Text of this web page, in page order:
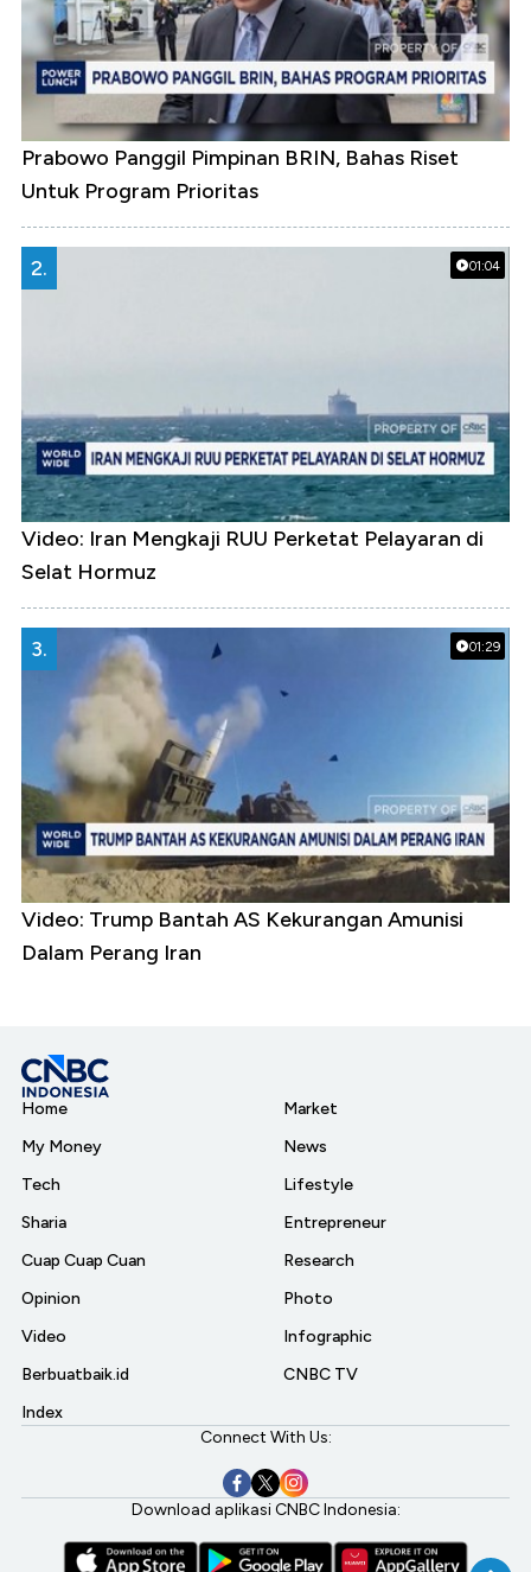
Prabowo Panggil Pimpinan BRIN, Bahas Riset
Untuk Program Prioritas
01:04
2.
Video: Iran Mengkaji RUU Perketat Pelayaran di
Selat Hormuz
01:29
3.
Video: Trump Bantah AS Kekurangan Amunisi
Dalam Perang Iran
Home
My Money
Tech
Sharia
Cuap Cuap Cuan
Opinion
Video
Berbuatbaik.id
Index
Market
News
Lifestyle
Entrepreneur
Research
Photo
Infographic
CNBC TV
Connect With Us:
Download aplikasi CNBC Indonesia: